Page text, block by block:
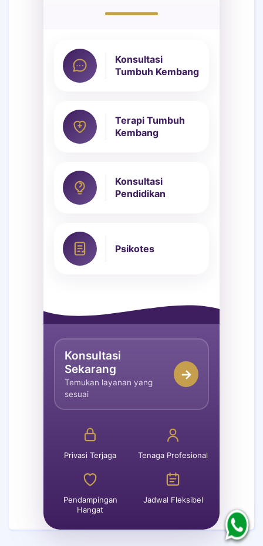
Konsultasi
Tumbuh Kembang
Terapi Tumbuh
Kembang
Konsultasi
Pendidikan
Psikotes
Konsultasi
Sekarang
Temukan layanan yang
sesuai
→
Privasi Terjaga Tenaga Profesional
Pendampingan
Hangat
Jadwal Fleksibel